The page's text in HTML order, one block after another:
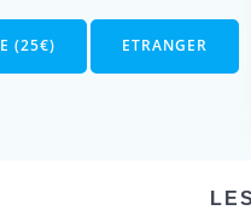
(25€) ETRANGER